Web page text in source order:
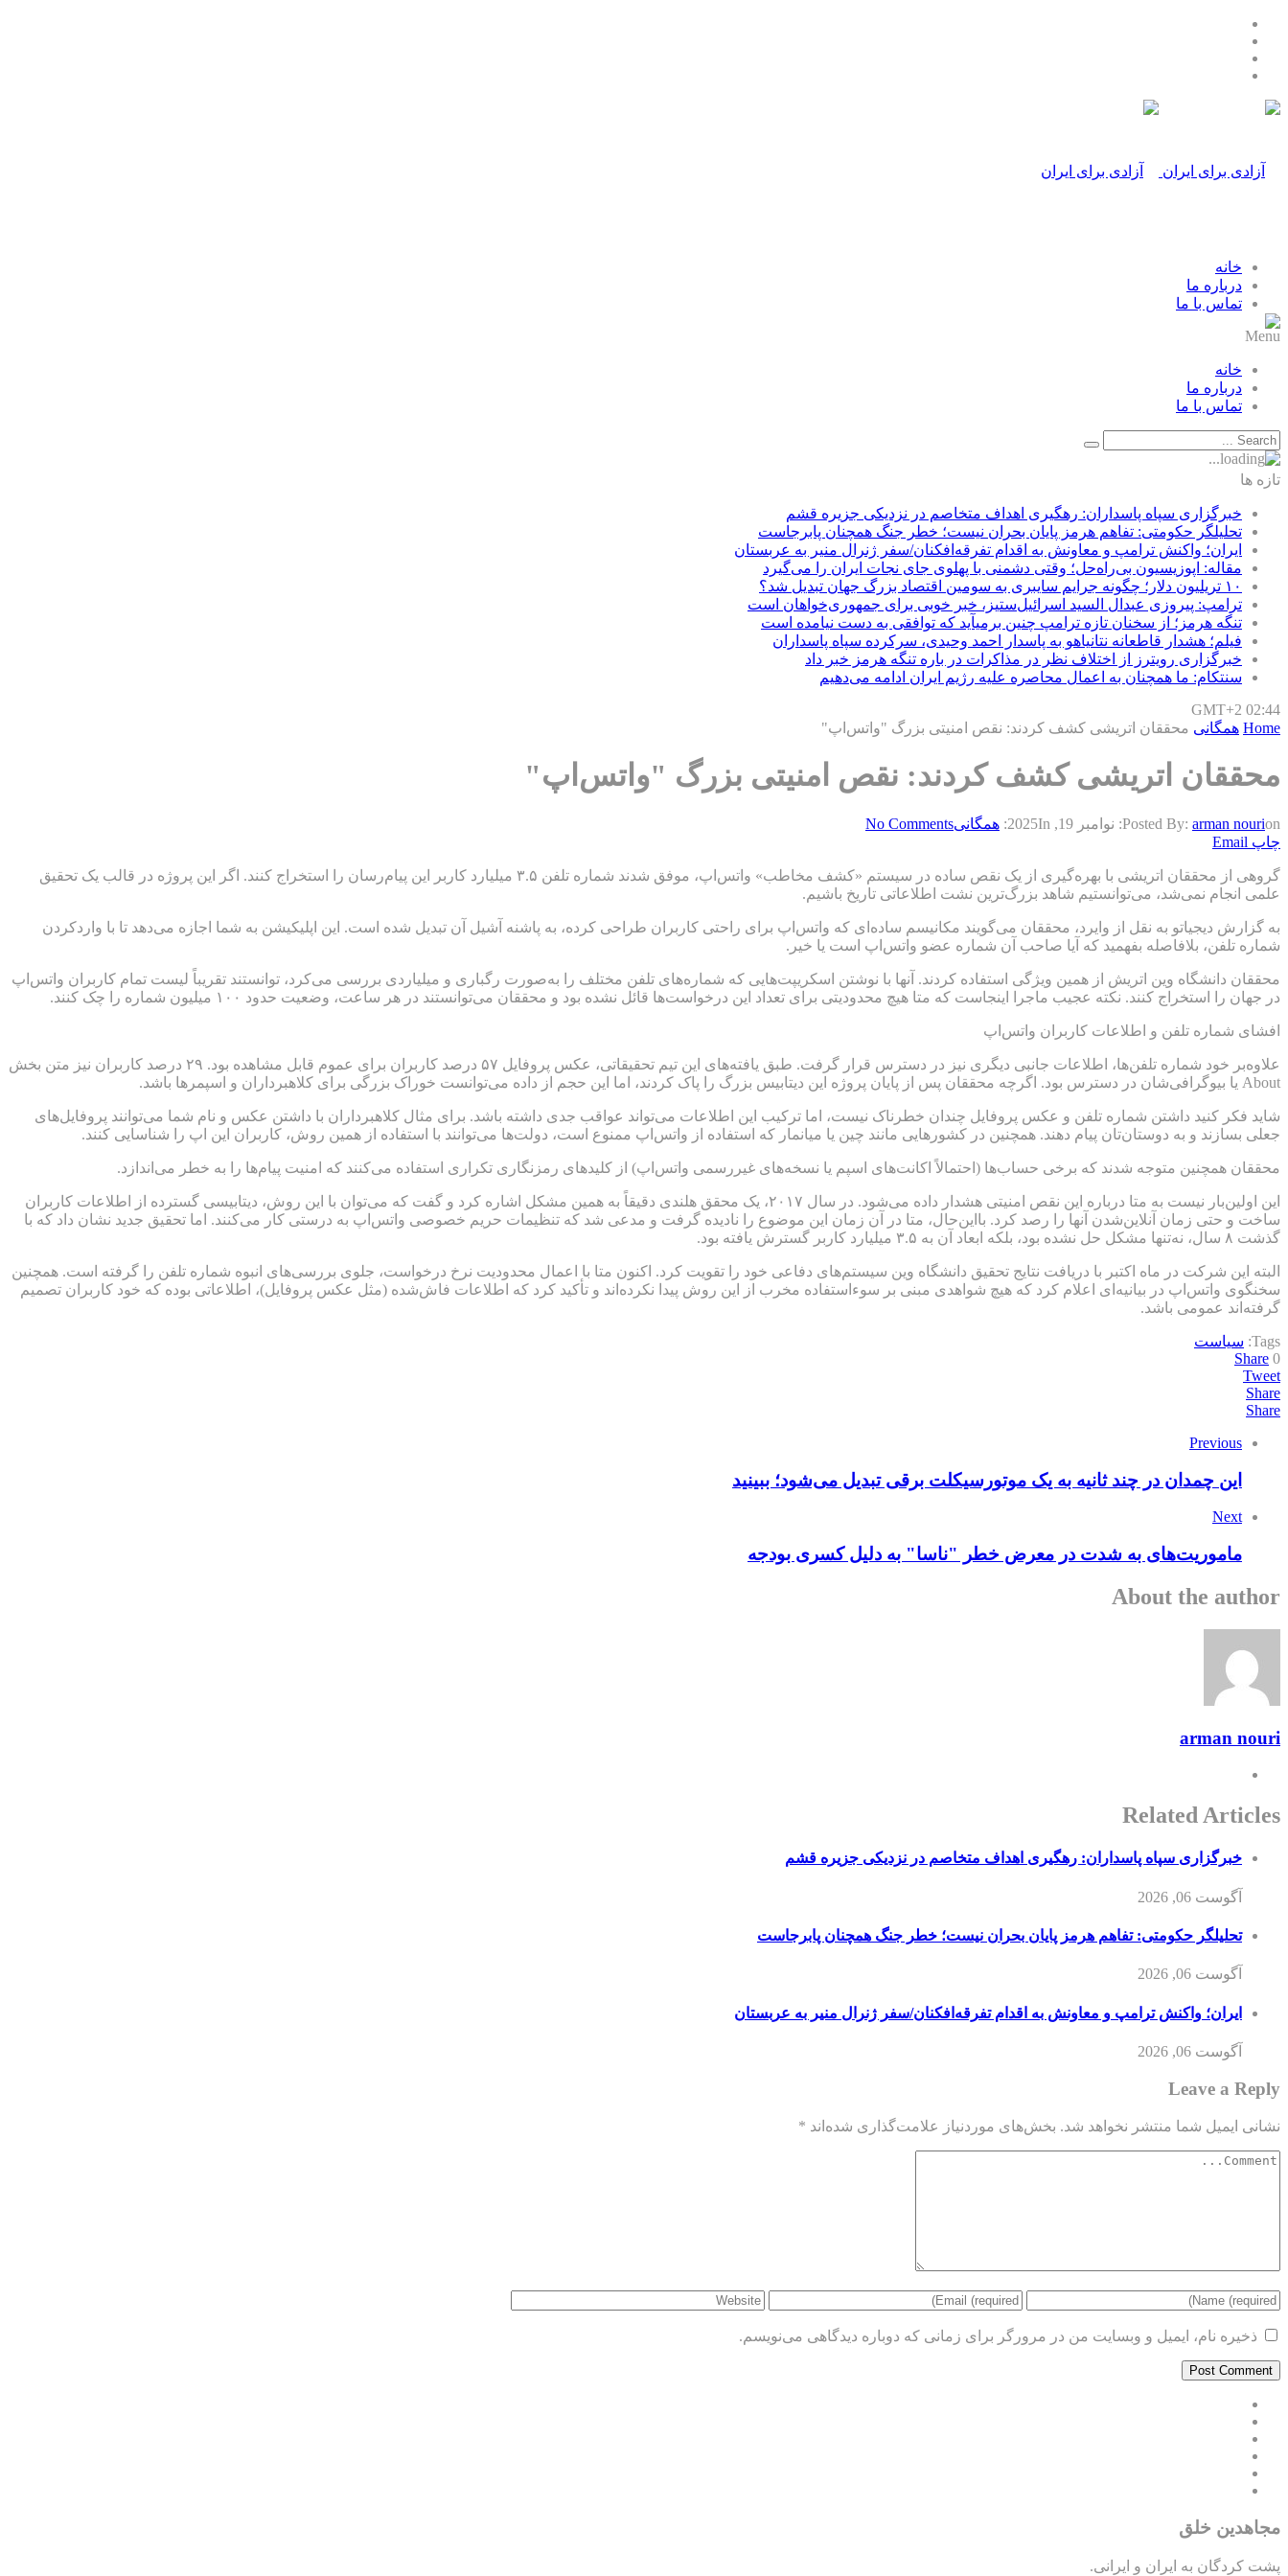
خانه
درباره ما
تماس با ما
Menu
خانه
درباره ما
تماس با ما
تازه ها
خبرگزاری سپاه پاسداران: رهگیری اهداف متخاصم در نزدیکی جزیره قشم
تحلیلگر حکومتی: تفاهم هرمز پایان بحران نیست؛ خطر جنگ همچنان پابرجاست
ایران؛ واکنش ترامپ و معاونش به اقدام تفرقه‌افکنان/سفر ژنرال منیر به عربستان
مقاله: اپوزیسیون بی‌راه‌حل؛ وقتی دشمنی با پهلوی جای نجات ایران را می‌گیرد
۱۰ تریلیون دلار؛ چگونه جرایم سایبری به سومین اقتصاد بزرگ جهان تبدیل شد؟
ترامپ: پیروزی عبدال السید اسرائیل‌ستیز، خبر خوبی برای جمهوری‌خواهان است
تنگه هرمز؛ از سخنان تازه ترامپ چنین برمیآید که توافقی به دست نیامده است
فیلم؛ هشدار قاطعانه نتانیاهو به پاسدار احمد وحیدی، سرکرده سپاه پاسداران
خبرگزاری رویترز از اختلاف نظر در مذاکرات در باره تنگه هرمز خبر داد
سنتکام: ما همچنان به اعمال محاصره علیه رژیم ایران ادامه می‌دهیم
GMT+2 02:44
Home همگانی محققان اتریشی کشف کردند: نقص امنیتی بزرگ "واتس‌اپ"
محققان اتریشی کشف کردند: نقص امنیتی بزرگ "واتس‌اپ"
Posted By: arman nourion: نوامبر 19, 2025 In: همگانیNo Comments
چاپ Email
گروهی از محققان اتریشی با بهره‌گیری از یک نقص ساده در سیستم «کشف مخاطب» واتس‌اپ، موفق شدند شماره تلفن ۳.۵ میلیارد کاربر این پیام‌رسان را استخراج کنند. اگر این پروژه در قالب یک تحقیق
علمی انجام نمی‌شد، می‌توانستیم شاهد بزرگ‌ترین نشت اطلاعاتی تاریخ باشیم.
به گزارش دیجیاتو به نقل از وایرد، محققان می‌گویند مکانیسم ساده‌ای که واتس‌اپ برای راحتی کاربران طراحی کرده، به پاشنه آشیل آن تبدیل شده است. این اپلیکیشن به شما اجازه می‌دهد تا با واردکردن
شماره تلفن، بلافاصله بفهمید که آیا صاحب آن شماره عضو واتس‌اپ است یا خیر.
محققان دانشگاه وین اتریش از همین ویژگی استفاده کردند. آنها با نوشتن اسکریپت‌هایی که شماره‌های تلفن مختلف را به‌صورت رگباری و میلیاردی بررسی می‌کرد، توانستند تقریباً لیست تمام کاربران واتس‌اپ
در جهان را استخراج کنند. نکته عجیب ماجرا اینجاست که متا هیچ محدودیتی برای تعداد این درخواست‌ها قائل نشده بود و محققان می‌توانستند در هر ساعت، وضعیت حدود ۱۰۰ میلیون شماره را چک کنند.
افشای شماره تلفن و اطلاعات کاربران واتس‌اپ
علاوه‌بر خود شماره تلفن‌ها، اطلاعات جانبی دیگری نیز در دسترس قرار گرفت. طبق یافته‌های این تیم تحقیقاتی، عکس پروفایل ۵۷ درصد کاربران برای عموم قابل مشاهده بود. ۲۹ درصد کاربران نیز متن بخش
About یا بیوگرافی‌شان در دسترس بود. اگرچه محققان پس از پایان پروژه این دیتابیس بزرگ را پاک کردند، اما این حجم از داده می‌توانست خوراک بزرگی برای کلاهبرداران و اسپمرها باشد.
شاید فکر کنید داشتن شماره تلفن و عکس پروفایل چندان خطرناک نیست، اما ترکیب این اطلاعات می‌تواند عواقب جدی داشته باشد. برای مثال کلاهبرداران با داشتن عکس و نام شما می‌توانند پروفایل‌های
جعلی بسازند و به دوستان‌تان پیام دهند. همچنین در کشورهایی مانند چین یا میانمار که استفاده از واتس‌اپ ممنوع است، دولت‌ها می‌توانند با استفاده از همین روش، کاربران این اپ را شناسایی کنند.
محققان همچنین متوجه شدند که برخی حساب‌ها (احتمالاً اکانت‌های اسپم یا نسخه‌های غیررسمی واتس‌اپ) از کلیدهای رمزنگاری تکراری استفاده می‌کنند که امنیت پیام‌ها را به خطر می‌اندازد.
این اولین‌بار نیست به متا درباره این نقص امنیتی هشدار داده می‌شود. در سال ۲۰۱۷، یک محقق هلندی دقیقاً به همین مشکل اشاره کرد و گفت که می‌توان با این روش، دیتابیسی گسترده از اطلاعات کاربران
ساخت و حتی زمان آنلاین‌شدن آنها را رصد کرد. بااین‌حال، متا در آن زمان این موضوع را نادیده گرفت و مدعی شد که تنظیمات حریم خصوصی واتس‌اپ به درستی کار می‌کنند. اما تحقیق جدید نشان داد که با
گذشت ۸ سال، نه‌تنها مشکل حل نشده بود، بلکه ابعاد آن به ۳.۵ میلیارد کاربر گسترش یافته بود.
البته این شرکت در ماه اکتبر با دریافت نتایج تحقیق دانشگاه وین سیستم‌های دفاعی خود را تقویت کرد. اکنون متا با اعمال محدودیت نرخ درخواست، جلوی بررسی‌های انبوه شماره تلفن را گرفته است. همچنین
سخنگوی واتس‌اپ در بیانیه‌ای اعلام کرد که هیچ شواهدی مبنی بر سوءاستفاده مخرب از این روش پیدا نکرده‌اند و تأکید کرد که اطلاعات فاش‌شده (مثل عکس پروفایل)، اطلاعاتی بوده که خود کاربران تصمیم
گرفته‌اند عمومی باشد.
Tags: سیاست
Share 0
Tweet
Share
Share
Previous
این چمدان در چند ثانیه به یک موتورسیکلت برقی تبدیل می‌شود؛ ببینید
Next
ماموریت‌های به شدت در معرض خطر "ناسا" به دلیل کسری بودجه
About the author
arman nouri
Related Articles
خبرگزاری سپاه پاسداران: رهگیری اهداف متخاصم در نزدیکی جزیره قشم
آگوست 06, 2026
تحلیلگر حکومتی: تفاهم هرمز پایان بحران نیست؛ خطر جنگ همچنان پابرجاست
آگوست 06, 2026
ایران؛ واکنش ترامپ و معاونش به اقدام تفرقه‌افکنان/سفر ژنرال منیر به عربستان
آگوست 06, 2026
Leave a Reply
نشانی ایمیل شما منتشر نخواهد شد. بخش‌های موردنیاز علامت‌گذاری شده‌اند *
ذخیره نام، ایمیل و وبسایت من در مرورگر برای زمانی که دوباره دیدگاهی می‌نویسم.
مجاهدین خلق
پشت کردگان به ایران و ایرانی.